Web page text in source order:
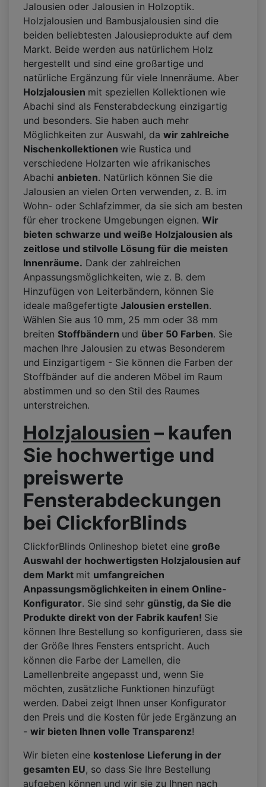
Jalousien oder Jalousien in Holzoptik.
Holzjalousien und Bambusjalousien sind die
beiden beliebtesten Jalousieprodukte auf dem
Markt. Beide werden aus natürlichem Holz
hergestellt und sind eine großartige und
natürliche Ergänzung für viele Innenräume. Aber
Holzjalousien mit speziellen Kollektionen wie
Abachi sind als Fensterabdeckung einzigartig
und besonders. Sie haben auch mehr
Möglichkeiten zur Auswahl, da wir zahlreiche
Nischenkollektionen wie Rustica und
verschiedene Holzarten wie afrikanisches
Abachi anbieten. Natürlich können Sie die
Jalousien an vielen Orten verwenden, z. B. im
Wohn- oder Schlafzimmer, da sie sich am besten
für eher trockene Umgebungen eignen. Wir
bieten schwarze und weiße Holzjalousien als
zeitlose und stilvolle Lösung für die meisten
Innenräume.­­ Dank der zahlreichen
Anpassungsmöglichkeiten, wie z. B. dem
Hinzufügen von Leiterbändern, können Sie
ideale maßgefertigte Jalousien erstellen.
Wählen Sie aus 10 mm, 25 mm oder 38 mm
breiten Stoffbändern und über 50 Farben. Sie
machen Ihre Jalousien zu etwas Besonderem
und Einzigartigem - Sie können die Farben der
Stoffbänder auf die anderen Möbel im Raum
abstimmen und so den Stil des Raumes
unterstreichen.
Holzjalousien – kaufen
Sie hochwertige und
preiswerte
Fensterabdeckungen
bei ClickforBlinds
ClickforBlinds Onlineshop bietet eine große
Auswahl der hochwertigsten Holzjalousien auf
dem Markt mit umfangreichen
Anpassungsmöglichkeiten in einem Online-
Konfigurator. Sie sind sehr günstig, da Sie die
Produkte direkt von der Fabrik kaufen! Sie
können Ihre Bestellung so konfigurieren, dass sie
der Größe Ihres Fensters entspricht. Auch
können die Farbe der Lamellen, die
Lamellenbreite angepasst und, wenn Sie
möchten, zusätzliche Funktionen hinzufügt
werden. Dabei zeigt Ihnen unser Konfigurator
den Preis und die Kosten für jede Ergänzung an
- wir bieten Ihnen volle Transparenz!
Wir bieten eine kostenlose Lieferung in der
gesamten EU, so dass Sie Ihre Bestellung
aufgeben können und wir sie zu Ihnen nach